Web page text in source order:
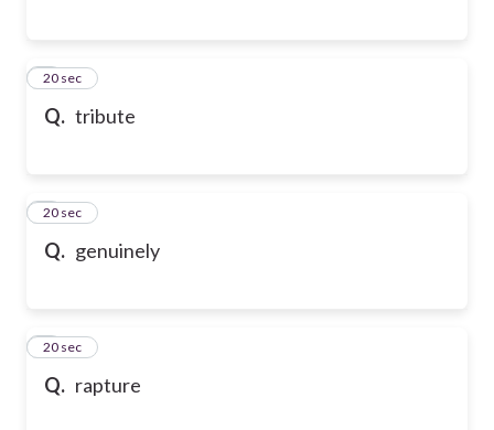
Q. tribute
3
20 sec
Q. genuinely
4
20 sec
Q. rapture
5
20 sec